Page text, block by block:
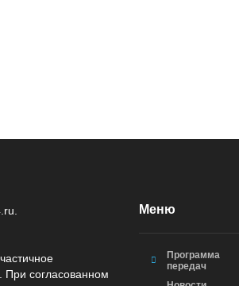
При согласованном
Меню
Программа
передач